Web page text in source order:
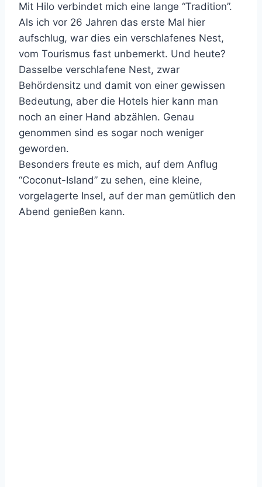
Mit Hilo verbindet mich eine lange “Tradition”.
Als ich vor 26 Jahren das erste Mal hier
aufschlug, war dies ein verschlafenes Nest,
vom Tourismus fast unbemerkt. Und heute?
Dasselbe verschlafene Nest, zwar
Behördensitz und damit von einer gewissen
Bedeutung, aber die Hotels hier kann man
noch an einer Hand abzählen. Genau
genommen sind es sogar noch weniger
geworden.
Besonders freute es mich, auf dem Anflug
“Coconut-Island” zu sehen, eine kleine,
vorgelagerte Insel, auf der man gemütlich den
Abend genießen kann.